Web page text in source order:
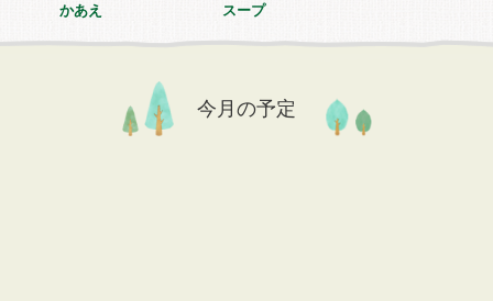
かあえ
スープ
今月の予定